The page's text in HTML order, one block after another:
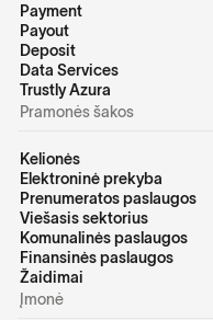
Payment
Payout
Deposit
Data Services
Trustly Azura
Pramonės šakos
Kelionės
Elektroninė prekyba
Prenumeratos paslaugos
Viešasis sektorius
Komunalinės paslaugos
Finansinės paslaugos
Žaidimai
Įmonė